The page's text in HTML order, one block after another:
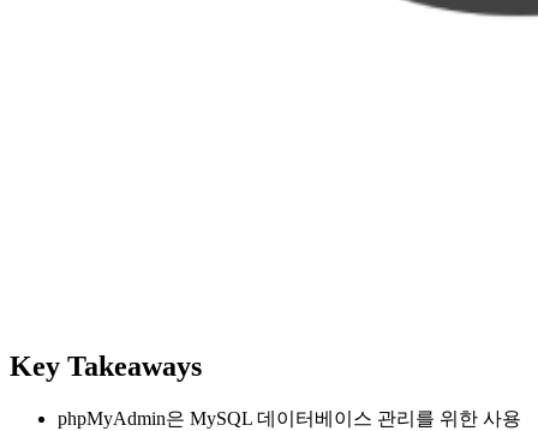
Key Takeaways
phpMyAdmin은 MySQL 데이터베이스 관리를 위한 사용